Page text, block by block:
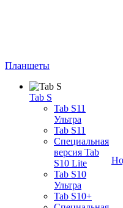
Планшеты
Tab S
Tab S11
Ультра
Tab S11
Специальная
версия Tab
S10 Lite
Tab S10
Ультра
Tab S10+